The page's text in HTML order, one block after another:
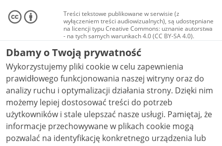
Treści tekstowe publikowane w serwisie (z
wyłączeniem treści audiowizualnych), są udostępniane
na licencji typu Creative Commons: uznanie autorstwa
- na tych samych warunkach 4.0 (CC BY-SA 4.0).
Materiały audiowizualne, w tym zdjęcia, materiały
audio i wideo, są udostępniane na licencji typu
Creative Commons: uznanie autorstwa użycie
niekomercyjne - bez utworów zależnych 4.0 (CC BY-
NC-ND 4.0), o ile nie jest to stwierdzone inaczej.
Dbamy o Twoją prywatność
Wykorzystujemy pliki cookie w celu zapewnienia
prawidłowego funkcjonowania naszej witryny oraz do
analizy ruchu i optymalizacji działania strony. Dzięki nim
możemy lepiej dostosować treści do potrzeb
użytkowników i stale ulepszać nasze usługi. Pamiętaj, że
informacje przechowywane w plikach cookie mogą
pozwalać na identyfikację konkretnego urządzenia lub